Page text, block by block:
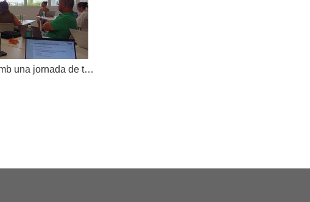
AKOE tanca el curs amb una jornada de treball compartit i dona la benvinguda a una nova cooperativa